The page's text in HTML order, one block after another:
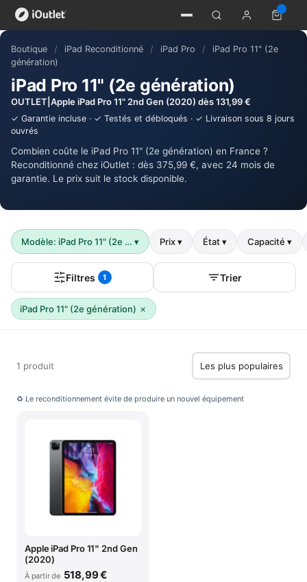
Boutique / iPad Reconditionné / iPad Pro /
iPad Pro 11" (2e
génération)
iPad Pro 11" (2e génération)
OUTLET|Apple iPad Pro 11" 2nd Gen (2020) dès 131,99 €
✓ Garantie incluse · ✓ Testés et débloqués · ✓ Livraison sous 8 jours
ouvrés
Combien coûte le iPad Pro 11" (2e génération) en France ?
Reconditionné chez iOutlet : dès 375,99 €, avec 24 mois de
garantie. Le prix suit le stock disponible.
Modèle: iPad Pro 11" (2e … ▾ Prix▾ État▾ Capacité ▾
Filtres 1 Trier
iPad Pro 11" (2e génération) ×
1 produit
♻ Le reconditionnement évite de produire un nouvel équipement
Apple iPad Pro 11" 2nd Gen
(2020)
À partir de 518,99 €